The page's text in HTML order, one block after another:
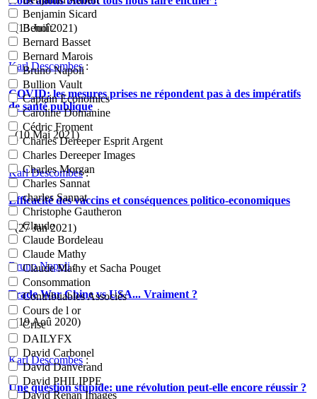
Benjamin Sicard
Benoît
Bernard Basset
Bernard Marois
Bruno Napoli
Bullion Vault
Captain Economics
Caroline Domanine
Cédric Froment
Charles Dereeper Esprit Argent
Charles Dereeper Images
Charles Morgan
Charles Sannat
charles Sannat
Christophe Gautheron
Claude
Claude Bordeleau
Claude Mathy
Claude Mathy et Sacha Pouget
Consommation
Contribuables Associés
Cours de l or
Crise
DAILYFX
David Carbonel
David Danverand
David PHILIPPE
David Renan Images
- (13 Juil 2021)
Karl Descombes:
COVID: les mesures prises ne répondent pas à des impératifs
de santé publique
- (10 Mai 2021)
Karl Descombes:
Efficacité des vaccins et conséquences politico-economiques
- (27 Jan 2021)
Bruno Napoli:
Trade War Chine vs USA... Vraiment ?
- (19 Aoû 2020)
Karl Descombes:
Une question stupide: une révolution peut-elle encore réussir ?